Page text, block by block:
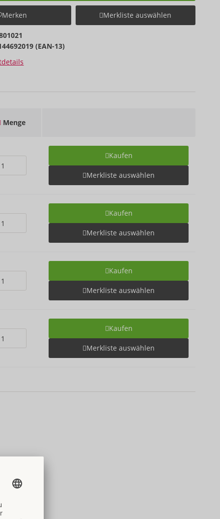
Merken Merkliste auswählen
(EAN-13)
Menge
Kaufen
Merkliste auswählen
Kaufen
Merkliste auswählen
Kaufen
Merkliste auswählen
Kaufen
Merkliste auswählen